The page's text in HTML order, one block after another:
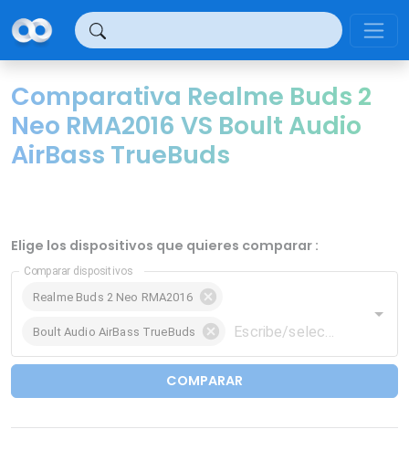
Comparativa Realme Buds 2
Neo RMA2016 VS Boult Audio
AirBass TrueBuds
Elige los dispositivos que quieres comparar :
Comparar dispositivos
Realme Buds 2 Neo RMA2016
Boult Audio AirBass TrueBuds
COMPARAR
Panel de gestión de cookies